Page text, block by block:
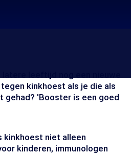
kinkhoest als je die als
gehad? 'Booster is een goed
kinkhoest niet alleen
kinderen, immunologen